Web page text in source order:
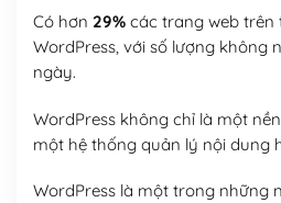
Có hơn 29%các trang web trên
WordPress, với số lượng không
ngày.
WordPress không chỉ là một
một hệ thống quản lý nội dung
WordPress là một trong những